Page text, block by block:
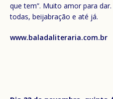
que tem”. Muito amor para
todas, beijabração e até já.
www.baladaliteraria.com.br